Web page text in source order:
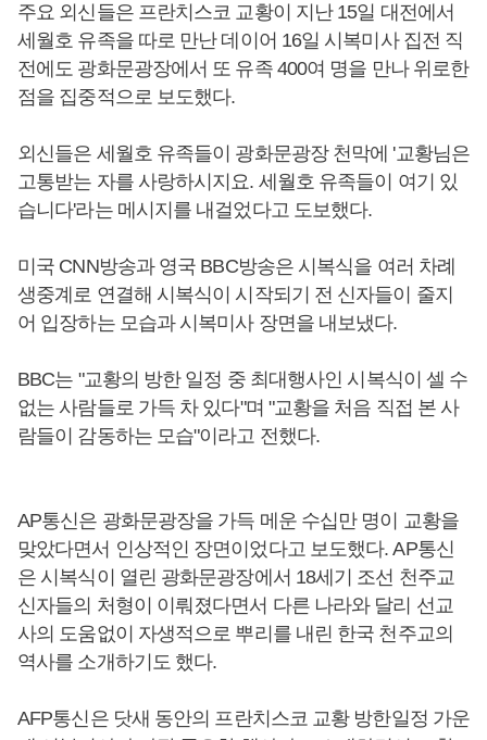
주요 외신들은 프란치스코 교황이 지난 15일 대전에서
세월호 유족을 따로 만난 데이어 16일 시복미사 집전 직
전에도 광화문광장에서 또 유족 400여 명을 만나 위로한
점을 집중적으로 보도했다.
외신들은 세월호 유족들이 광화문광장 천막에 '교황님은
고통받는 자를 사랑하시지요. 세월호 유족들이 여기 있
습니다'라는 메시지를 내걸었다고 도보했다.
미국 CNN방송과 영국 BBC방송은 시복식을 여러 차례
생중계로 연결해 시복식이 시작되기 전 신자들이 줄지
어 입장하는 모습과 시복미사 장면을 내보냈다.
BBC는 "교황의 방한 일정 중 최대행사인 시복식이 셀 수
없는 사람들로 가득 차 있다"며 "교황을 처음 직접 본 사
람들이 감동하는 모습"이라고 전했다.
AP통신은 광화문광장을 가득 메운 수십만 명이 교황을
맞았다면서 인상적인 장면이었다고 보도했다. AP통신
은 시복식이 열린 광화문광장에서 18세기 조선 천주교
신자들의 처형이 이뤄졌다면서 다른 나라와 달리 선교
사의 도움없이 자생적으로 뿌리를 내린 한국 천주교의
역사를 소개하기도 했다.
AFP통신은 닷새 동안의 프란치스코 교황 방한일정 가운